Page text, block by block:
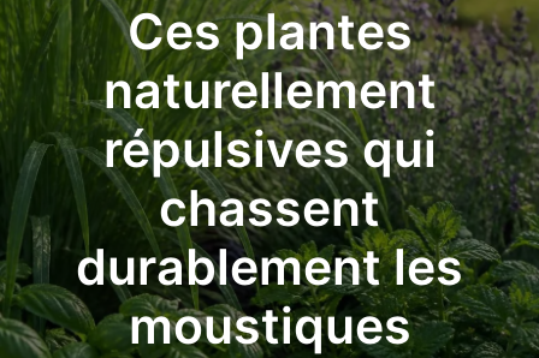
Ces plantes
naturellement
répulsives qui
chassent
durablement les
moustiques